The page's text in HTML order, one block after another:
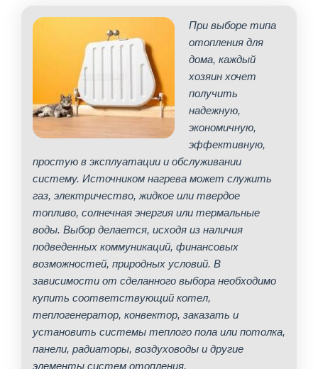
При выборе типа
отопления для
дома, каждый
хозяин хочет
получить
надежную,
экономичную,
эффективную,
простую в эксплуатации и обслуживании
систему. Источником нагрева может служить
газ, электричество, жидкое или твердое
топливо, солнечная энергия или термальные
воды. Выбор делается, исходя из наличия
подведенных коммуникаций, финансовых
возможностей, природных условий. В
зависимости от сделанного выбора необходимо
купить соответствующий котел,
теплогенератор, конвектор, заказать и
установить системы теплого пола или потолка,
панели, радиаторы, воздуховоды и другие
элементы систем отопления.